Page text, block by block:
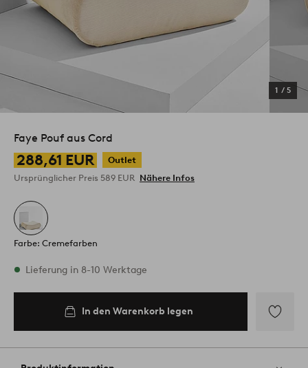
1 / 5
Faye Pouf aus Cord
288,61 EUR
Outlet
Ursprünglicher Preis 589 EUR Nähere Infos
Farbe: Cremefarben
Vorrätig
Lieferung in 8-10 Werktage
In den Warenkorb legen
Favoriten